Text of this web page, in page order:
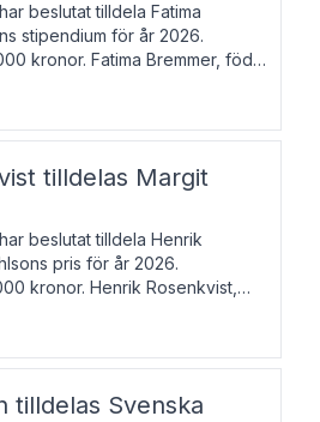
beslutat tilldela Fatima
stipendium för år 2026.
kronor. Fatima Bremmer, född
författare. Hon utkom i fjol med
blodsyst
tilldelas Margit
beslutat tilldela Henrik
pris för år 2026.
kronor. Henrik Rosenkvist,
i nordiska språk vid Göteborgs
2004 på avhan
tilldelas Svenska